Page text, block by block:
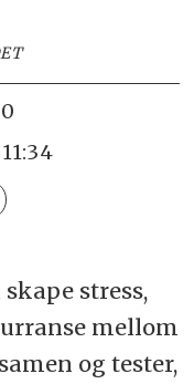
stress,
mellom
og tester,